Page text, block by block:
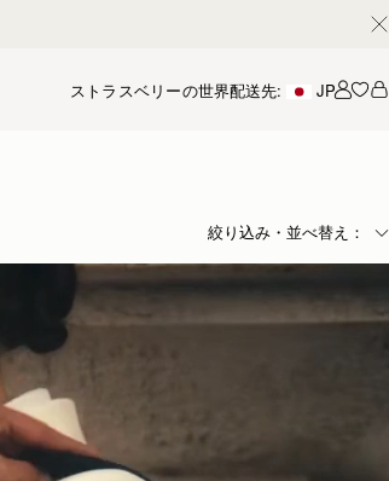
ストラスベリーの世界配送先: JP アカ
絞り込み・並べ替え：